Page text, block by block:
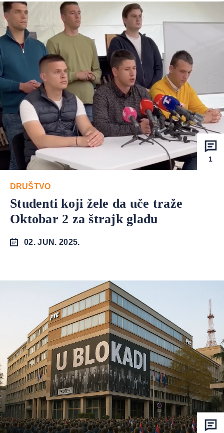
1
DRUŠTVO
Studenti koji žele da uče traže
Oktobar 2 za štrajk glađu
02. JUN. 2025.